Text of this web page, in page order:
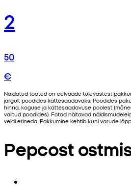
2
50
€
Näidatud tooted on eelvaade tulevastest
järgult poodides kättesaadavaks. Poodides
hinna, koguse ja kättesaadavuse poolest
valitud poodides). Fotod näitavad
veidi erineda. Pakkumine kehtib kuni varude
Pepcost